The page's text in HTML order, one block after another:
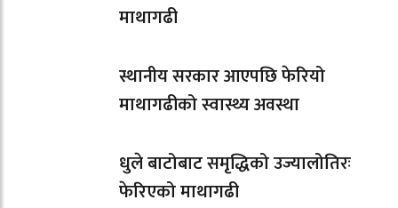
माथागढी
स्थानीय सरकार आएपछि फेरियो
माथागढीको स्वास्थ्य अवस्था
धुले बाटोबाट समृद्धिको उज्यालोतिरः
फेरिएको माथागढी